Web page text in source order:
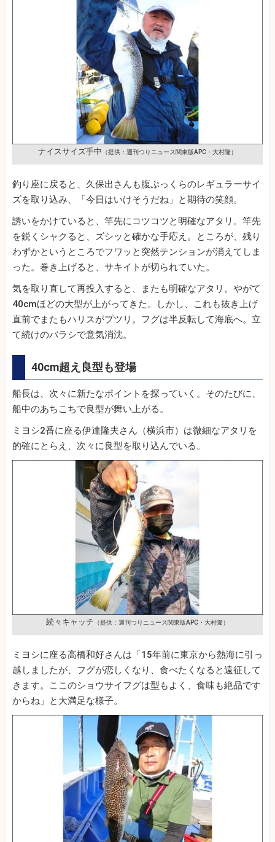
ナイスサイズ手中 （提供：週刊つりニュース関東版APC・大村隆）
釣り座に戻ると、久保出さんも腹ぷっくらのレギュラーサイ
ズを取り込み、「今日はいけそうだね」と期待の笑顔。
誘いをかけていると、竿先にコツコツと明確なアタリ。竿先
を鋭くシャクると、ズシッと確かな手応え。ところが、残り
わずかというところでフワッと突然テンションが消えてしま
った。巻き上げると、サキイトが切られていた。
気を取り直して再投入すると、またも明確なアタリ。やがて
40cmほどの大型が上がってきた。しかし、これも抜き上げ
直前でまたもハリスがプツリ。フグは半反転して海底へ。立
て続けのバラシで意気消沈。
40cm超え良型も登場
船長は、次々に新たなポイントを探っていく。そのたびに、
船中のあちこちで良型が舞い上がる。
ミヨシ2番に座る伊達隆夫さん（横浜市）は微細なアタリを
的確にとらえ、次々に良型を取り込んでいる。
続々キャッチ （提供：週刊つりニュース関東版APC・大村隆）
ミヨシに座る高橋和好さんは「15年前に東京から熱海に引っ
越しましたが、フグが恋しくなり、食べたくなると遠征して
きます。ここのショウサイフグは型もよく、食味も絶品です
からね」と大満足な様子。